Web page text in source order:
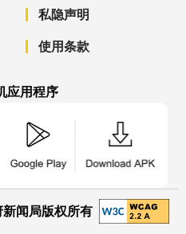
私隐声明
使用条款
应用程序
闻局版权所有